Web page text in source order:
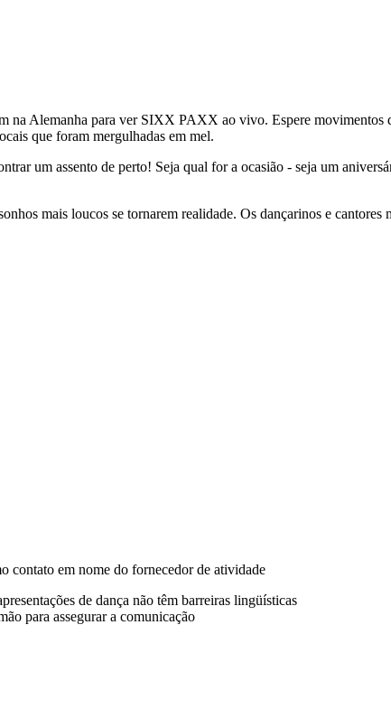
na Alemanha para ver SIXX PAXX ao vivo. Espere movimentos
que foram mergulhadas em mel.
um assento de perto! Seja qual for a ocasião - seja um
mais loucos se tornarem realidade. Os dançarinos e
contato em nome do fornecedor de atividade
de dança não têm barreiras lingüísticas
para assegurar a comunicação